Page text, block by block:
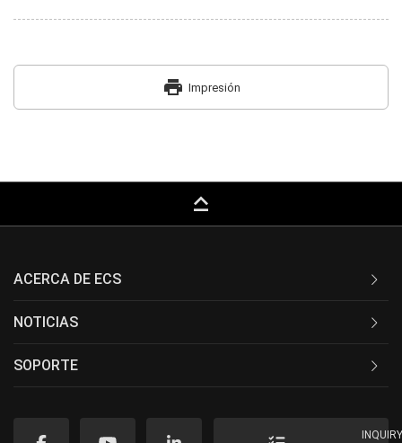
print Impresión
keyboard_capslock
ACERCA DE ECS
NOTICIAS
SOPORTE